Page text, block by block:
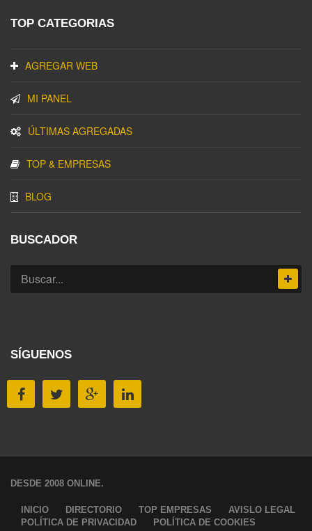
TOP CATEGORIAS
AGREGAR WEB
MI PANEL
ÚLTIMAS AGREGADAS
TOP & EMPRESAS
BLOG
BUSCADOR
SÍGUENOS
DESDE 2008 ONLINE.
INICIO DIRECTORIO TOP EMPRESAS
AVISLO LEGAL
POLÍTICA DE PRIVACIDAD
POLÍTICA DE COOKIES